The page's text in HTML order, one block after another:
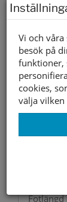
Om ni
den.
Vi och
besök på
funktioner,
cookies,
välja